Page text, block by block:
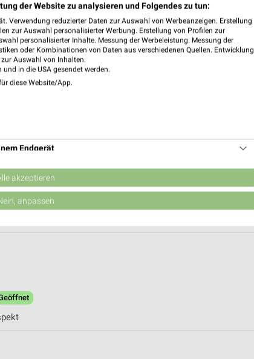
der Website zu analysieren und Folgendes zu tun:
Verwendung reduzierter Daten zur Auswahl von Werbeanzeigen. Erstellung
zur Auswahl personalisierter Werbung. Erstellung von Profilen zur
personalisierter Inhalte. Messung der Werbeleistung. Messung der
oder Kombinationen von Daten aus verschiedenen Quellen. Entwicklung
Auswahl von Inhalten.
in die USA gesendet werden.
diese Website/App.
Endgerät
Inhalte
akzeptieren
anpassen